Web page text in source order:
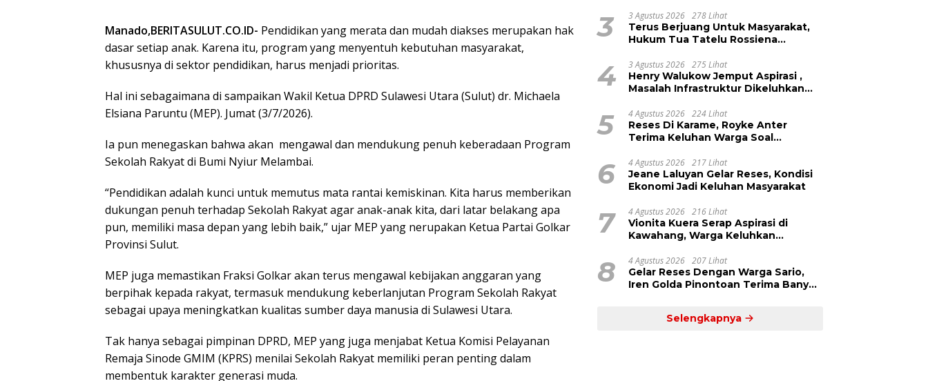
Manado,BERITASULUT.CO.ID- Pendidikan yang merata dan mudah diakses merupakan hak
dasar setiap anak. Karena itu, program yang menyentuh kebutuhan masyarakat,
khususnya di sektor pendidikan, harus menjadi prioritas.
Hal ini sebagaimana di sampaikan Wakil Ketua DPRD Sulawesi Utara (Sulut) dr. Michaela
Elsiana Paruntu (MEP). Jumat (3/7/2026).
Ia pun menegaskan bahwa akan mengawal dan mendukung penuh keberadaan Program
Sekolah Rakyat di Bumi Nyiur Melambai.
“Pendidikan adalah kunci untuk memutus mata rantai kemiskinan. Kita harus memberikan
dukungan penuh terhadap Sekolah Rakyat agar anak-anak kita, dari latar belakang apa
pun, memiliki masa depan yang lebih baik,” ujar MEP yang nerupakan Ketua Partai Golkar
Provinsi Sulut.
MEP juga memastikan Fraksi Golkar akan terus mengawal kebijakan anggaran yang
berpihak kepada rakyat, termasuk mendukung keberlanjutan Program Sekolah Rakyat
sebagai upaya meningkatkan kualitas sumber daya manusia di Sulawesi Utara.
Tak hanya sebagai pimpinan DPRD, MEP yang juga menjabat Ketua Komisi Pelayanan
Remaja Sinode GMIM (KPRS) menilai Sekolah Rakyat memiliki peran penting dalam
membentuk karakter generasi muda.
3 3 Agustus 2026 278 Lihat
Terus Berjuang Untuk Masyarakat,
Hukum Tua Tatelu Rossiena
Kinerja Anggota DPRD Henry
Walukow
4 3 Agustus 2026 275 Lihat
Henry Walukow Jemput Aspirasi ,
Masalah Infrastruktur Dikeluhkan
5 4 Agustus 2026 224 Lihat
Reses Di Karame, Royke Anter
Terima Keluhan Warga Soal
6 4 Agustus 2026 217 Lihat
Jeane Laluyan Gelar Reses, Kondisi
Ekonomi Jadi Keluhan Masyarakat
7 4 Agustus 2026 216 Lihat
Vionita Kuera Serap Aspirasi di
Kawahang, Warga Keluhkan
8 4 Agustus 2026 207 Lihat
Gelar Reses Dengan Warga Sario,
Iren Golda Pinontoan Terima Banyak
Selengkapnya